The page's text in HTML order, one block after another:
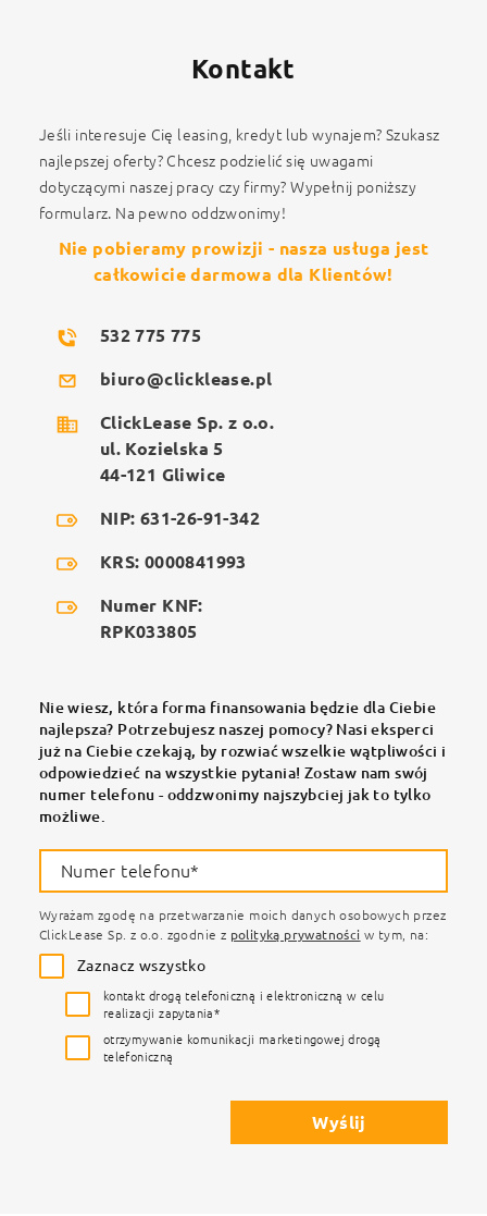
Kontakt
Jeśli interesuje Cię leasing, kredyt lub wynajem? Szukasz
najlepszej oferty? Chcesz podzielić się uwagami
dotyczącymi naszej pracy czy firmy? Wypełnij poniższy
formularz. Na pewno oddzwonimy!
Nie pobieramy prowizji - nasza usługa jest
całkowicie darmowa dla Klientów!
532 775 775
biuro@clicklease.pl
ClickLease Sp. z o.o.
ul. Kozielska 5
44-121 Gliwice
NIP: 631-26-91-342
KRS: 0000841993
Numer KNF:
RPK033805
Nie wiesz, która forma finansowania będzie dla Ciebie
najlepsza? Potrzebujesz naszej pomocy? Nasi eksperci
już na Ciebie czekają, by rozwiać wszelkie wątpliwości i
odpowiedzieć na wszystkie pytania! Zostaw nam swój
numer telefonu - oddzwonimy najszybciej jak to tylko
możliwe.
Numer telefonu*
Wyrażam zgodę na przetwarzanie moich danych osobowych przez
ClickLease Sp. z o.o. zgodnie z polityką prywatności w tym, na:
Zaznacz wszystko
kontakt drogą telefoniczną i elektroniczną w celu
realizacji zapytania*
otrzymywanie komunikacji marketingowej drogą
telefoniczną
Wyślij